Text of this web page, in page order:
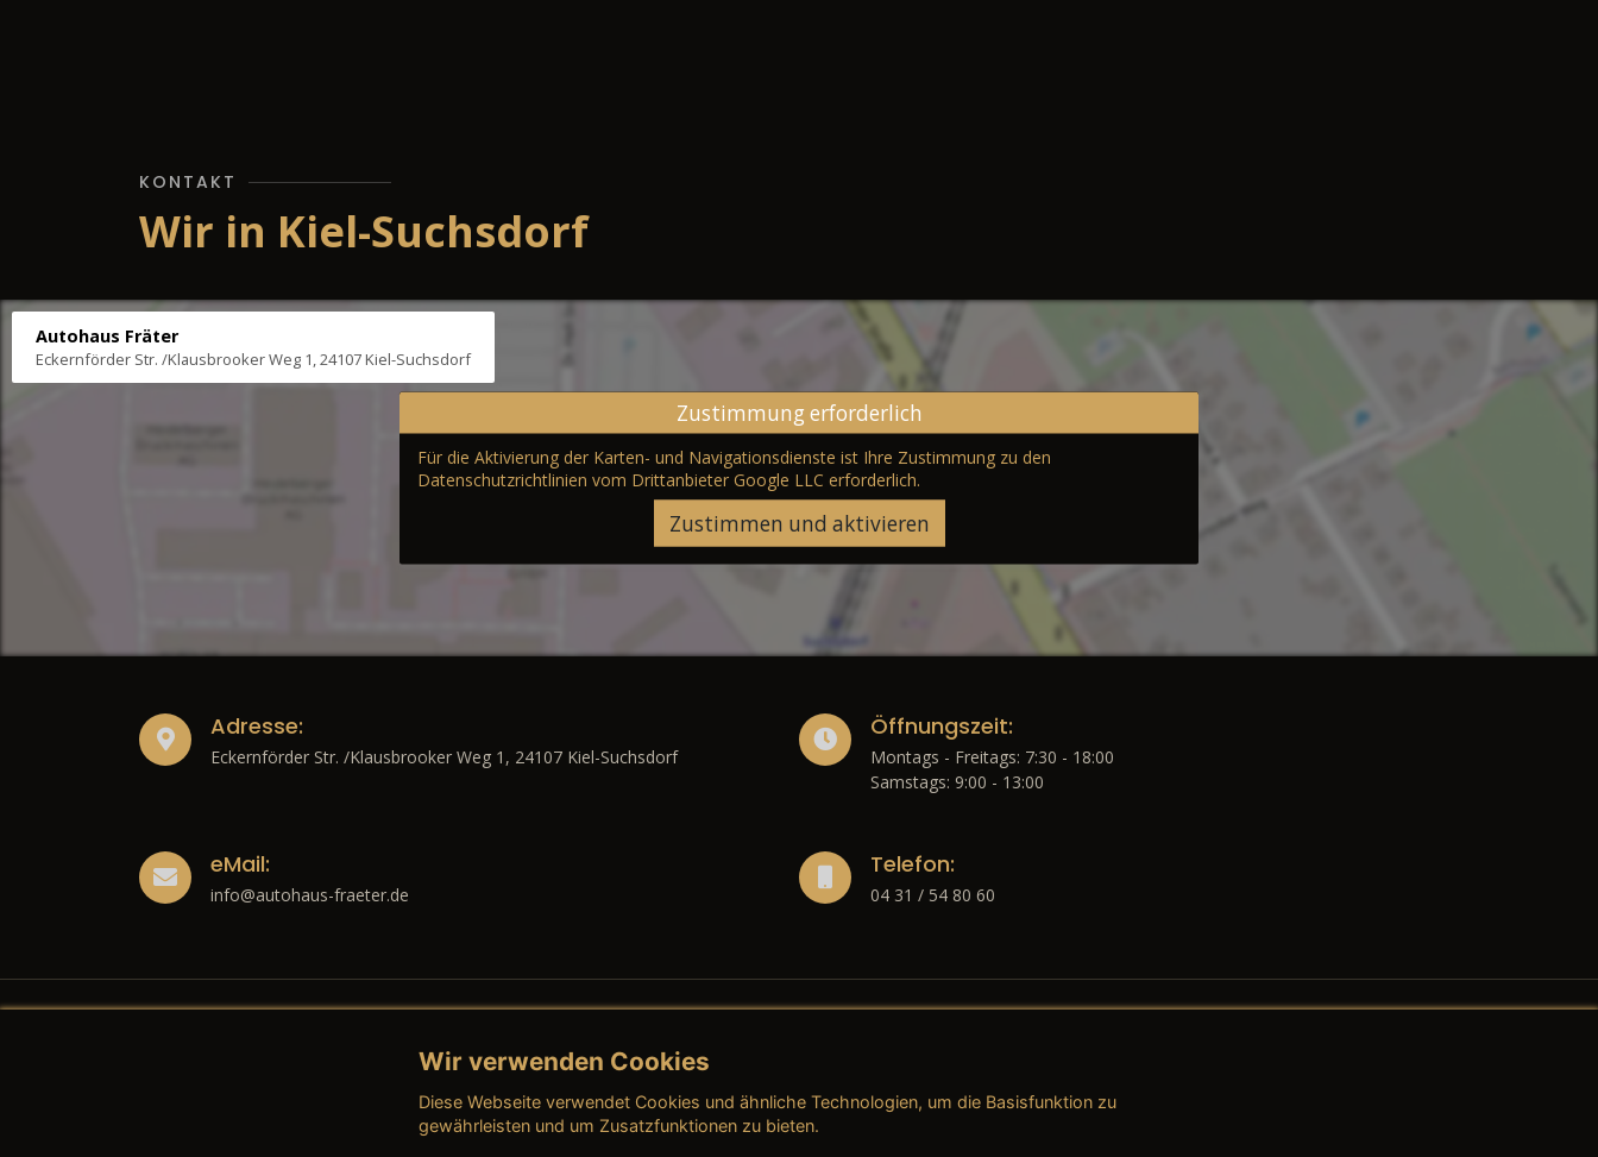
KONTAKT
Wir in Kiel-Suchsdorf
Autohaus Fräter
Eckernförder Str. /Klausbrooker Weg 1, 24107 Kiel-Suchsdorf
Zustimmung erforderlich
Für die Aktivierung der Karten- und Navigationsdienste ist Ihre Zustimmung zu den
Datenschutzrichtlinien vom Drittanbieter Google LLC erforderlich.
Zustimmen und aktivieren
Adresse:
Eckernförder Str. /Klausbrooker Weg 1, 24107 Kiel-Suchsdorf
Öffnungszeit:
Montags - Freitags: 7:30 - 18:00
Samstags: 9:00 - 13:00
eMail:
info@autohaus-fraeter.de
Telefon:
04 31 / 54 80 60
Rechtliches
→ Impressum
→ AGB (Neuwagen)
→ AGB (Teile & Zubehör)
Wir verwenden Cookies
Diese Webseite verwendet Cookies und ähnliche Technologien, um die Basisfunktion zu
gewährleisten und um Zusatzfunktionen zu bieten.